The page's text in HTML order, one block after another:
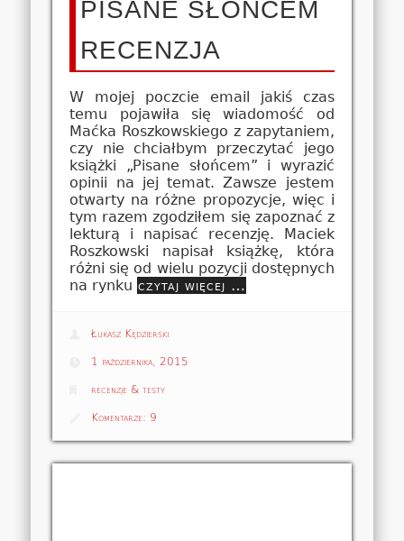
PISANE SŁOŃCEM
RECENZJA
W mojej poczcie email jakiś czas
temu pojawiła się wiadomość od
Maćka Roszkowskiego z zapytaniem,
czy nie chciałbym przeczytać jego
książki „Pisane słońcem” i wyrazić
opinii na jej temat. Zawsze jestem
otwarty na różne propozycje, więc i
tym razem zgodziłem się zapoznać z
lekturą i napisać recenzję. Maciek
Roszkowski napisał książkę, która
różni się od wielu pozycji dostępnych
na rynku czytaj więcej …
Łukasz Kędzierski
1 października, 2015
recenzje & testy
Komentarze: 9